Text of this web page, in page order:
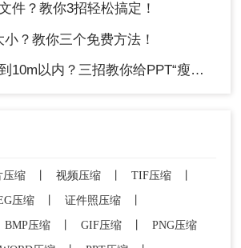
的PPT文件。
合适的压缩程度。
件？教你3招轻松搞定！
？教你三个免费方法！
以内？三招教你给PPT“瘦身”！
压缩 视频压缩 TIF压缩
压缩 证件照压缩
BMP压缩 GIF压缩
PNG压缩